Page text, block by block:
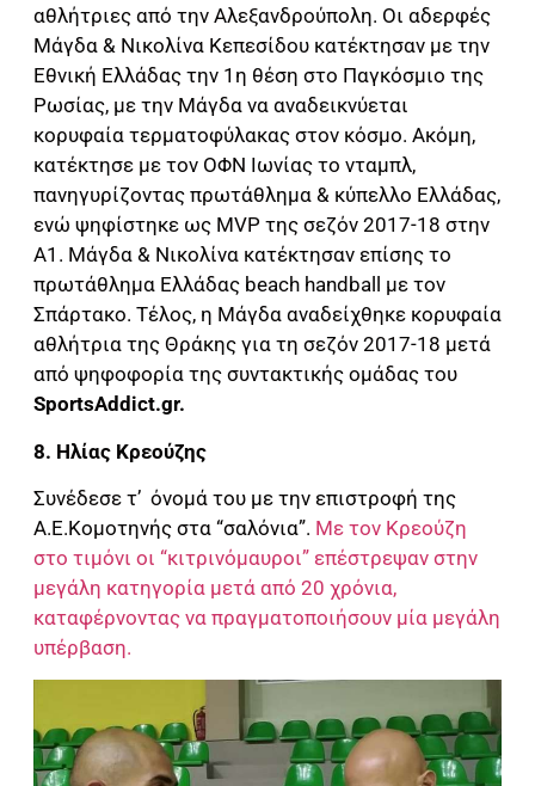
αθλήτριες από την Αλεξανδρούπολη. Οι αδερφές
Μάγδα & Νικολίνα Κεπεσίδου κατέκτησαν με την
Εθνική Ελλάδας την 1η θέση στο Παγκόσμιο της
Ρωσίας, με την Μάγδα να αναδεικνύεται
κορυφαία τερματοφύλακας στον κόσμο. Ακόμη,
κατέκτησε με τον ΟΦΝ Ιωνίας το νταμπλ,
πανηγυρίζοντας πρωτάθλημα & κύπελλο Ελλάδας,
ενώ ψηφίστηκε ως ΜVP της σεζόν 2017-18 στην
Α1. Μάγδα & Νικολίνα κατέκτησαν επίσης το
πρωτάθλημα Ελλάδας beach handball με τον
Σπάρτακο. Τέλος, η Μάγδα αναδείχθηκε κορυφαία
αθλήτρια της Θράκης για τη σεζόν 2017-18 μετά
από ψηφοφορία της συντακτικής ομάδας του
SportsAddict.gr.
8. Ηλίας Κρεούζης
Συνέδεσε τ’ όνομά του με την επιστροφή της
Α.Ε.Κομοτηνής στα “σαλόνια”. Με τον Κρεούζη
στο τιμόνι οι “κιτρινόμαυροι” επέστρεψαν στην
μεγάλη κατηγορία μετά από 20 χρόνια,
καταφέρνοντας να πραγματοποιήσουν μία μεγάλη
υπέρβαση.